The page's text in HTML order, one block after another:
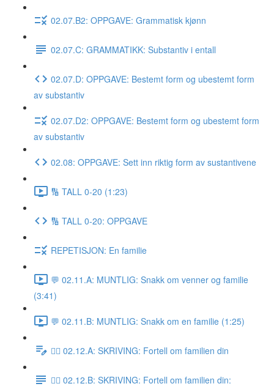
02.07.B2: OPPGAVE: Grammatisk kjønn
02.07.C: GRAMMATIKK: Substantiv i entall
02.07.D: OPPGAVE: Bestemt form og ubestemt form
av substantiv
02.07.D2: OPPGAVE: Bestemt form og ubestemt form
av substantiv
02.08: OPPGAVE: Sett inn riktig form av sustantivene
🔢 TALL 0-20 (1:23)
🔢 TALL 0-20: OPPGAVE
REPETISJON: En familie
💬 02.11.A: MUNTLIG: Snakk om venner og familie
(3:41)
💬 02.11.B: MUNTLIG: Snakk om en familie (1:25)
✍🏼 02.12.A: SKRIVING: Fortell om familien din
✍🏼 02.12.B: SKRIVING: Fortell om familien din: